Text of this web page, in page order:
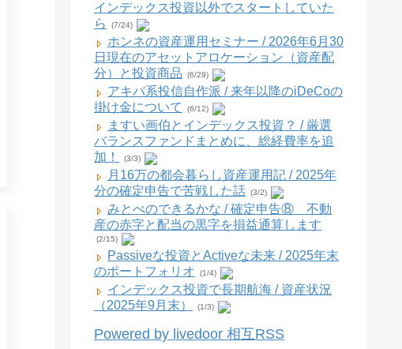
インデックス投資以外でスタートしていた
ら
(7/24)
ホンネの資産運用セミナー / 2026年6月30
日現在のアセットアロケーション（資産配
分）と投資商品
(6/29)
アキバ系投信自作派 / 来年以降のiDeCoの
掛け金について
(6/12)
ますい画伯とインデックス投資？ / 厳選
バランスファンドまとめに、総経費率を追
加！
(3/3)
月16万の都会暮らし資産運用記 / 2025年
分の確定申告で苦戦した話 (3/2)
みとべのできるかな / 確定申告⑧ 不動
産の赤字と配当の黒字を損益通算します
(2/15)
Passiveな投資とActiveな未来 / 2025年末
のポートフォリオ
(1/4)
インデックス投資で長期航海 / 資産状況
（2025年9月末）
(1/3)
Powered by livedoor 相互RSS